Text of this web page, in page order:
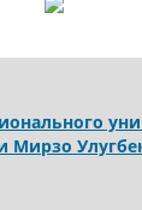
Мирзо